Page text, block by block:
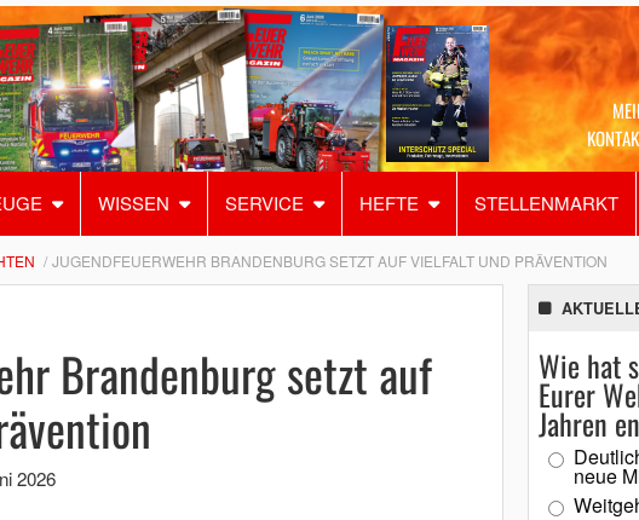
WISSEN SERVICE HEFTE STELLENMARKTAlles
JUGENDFEUERWEHR BRANDENBURG SETZT AUF VIELFALT UND PRÄVENTION
Brandenburg setzt auf
2026
Wie hat
Eurer
Jahren
neue